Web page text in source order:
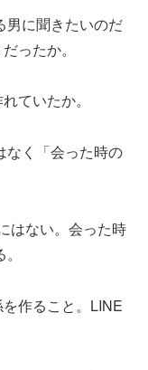
男に聞きたいのだ
ったか。
ていたか。
なく「会った時の
はない。会った時
作ること。LINE